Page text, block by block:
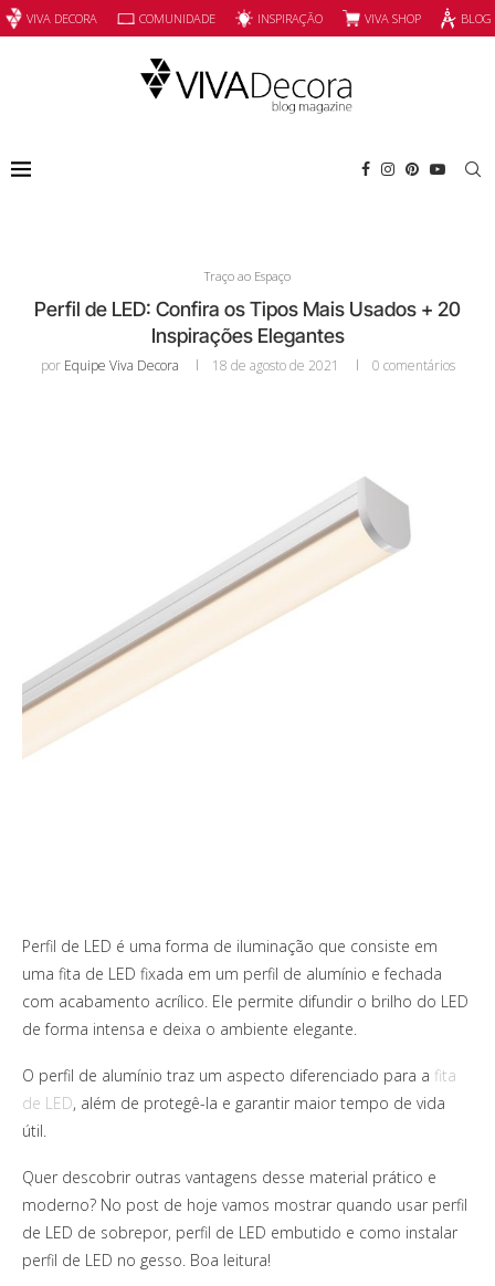
VIVA DECORA COMUNIDADE INSPIRAÇÃO VIVA SHOP
Traço ao Espaço
Perfil de LED: Confira os Tipos Mais Usados + 20
Inspirações Elegantes
por Equipe Viva Decora 18 de agosto de 2021 0 comentários
Perfil de LED é uma forma de iluminação que consiste em
uma fita de LED fixada em um perfil de alumínio e fechada
com acabamento acrílico. Ele permite difundir o brilho do LED
de forma intensa e deixa o ambiente elegante.
O perfil de alumínio traz um aspecto diferenciado para a fita
de LED, além de protegê-la e garantir maior tempo de vida
útil.
Quer descobrir outras vantagens desse material prático e
moderno? No post de hoje vamos mostrar quando usar perfil
de LED de sobrepor, perfil de LED embutido e como instalar
perfil de LED no gesso. Boa leitura!